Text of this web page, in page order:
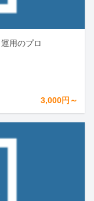
用のプロ
3,000円～